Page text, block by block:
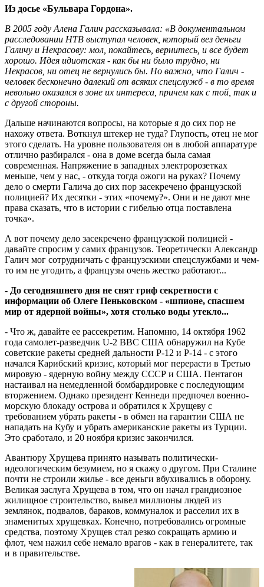
Из досье «Бульвара Гордона».
В 2005 году Алена Галич рассказывала: «В документальном
расследовании НТВ выступал человек, который вез деньги
Галичу и Некрасову: мол, покайтесь, вернитесь, и все будет
хорошо. Идея идиотская - как бы ни было трудно, ни
Некрасов, ни отец не вернулись бы. Но важно, что Галич -
человек бесконечно далекий от всяких спецслужб - в то время
невольно оказался в зоне их интереса, причем как с той, так и
с другой стороны.
Дальше начинаются вопросы, на которые я до сих пор не
нахожу ответа. Воткнул штекер не туда? Глупость, отец не мог
этого сделать. На уровне пользователя он в любой аппаратуре
отлично разбирался - она в доме всегда была самая
современная. Напряжение в западных электророзетках
меньше, чем у нас, - откуда тогда ожоги на руках? Почему
дело о смерти Галича до сих пор засекречено французской
полицией? Их десятки - этих «почему?». Они и не дают мне
права сказать, что в истории с гибелью отца поставлена
точка».
А вот почему дело засекречено французской полицией -
давайте спросим у самих французов. Теоретически Александр
Галич мог сотрудничать с французскими спецслужбами и чем-
то им не угодить, а французы очень жестко работают...
- До сегодняшнего дня не снят гриф секретности с
информации об Олеге Пеньковском - «шпионе, спасшем
мир от ядерной войны», хотя столько воды утекло...
- Что ж, давайте ее рассекретим. Напомню, 14 октября 1962
года самолет-разведчик U-2 ВВС США обнаружил на Кубе
советские ракеты средней дальности Р-12 и Р-14 - с этого
начался Карибский кризис, который мог перерасти в Третью
мировую - ядерную войну между СССР и США. Пентагон
настаивал на немедленной бомбардировке с последующим
вторжением. Однако президент Кеннеди предпочел военно-
морскую блокаду острова и обратился к Хрущеву с
требованием убрать ракеты - в обмен на гарантии США не
нападать на Кубу и убрать американские ракеты из Турции.
Это сработало, и 20 ноября кризис закончился.
Авантюру Хрущева принято называть политически-
идеологическим безумием, но я скажу о другом. При Сталине
почти не строили жилье - все деньги вбухивались в оборону.
Великая заслуга Хрущева в том, что он начал грандиозное
жилищное строительство, вывел миллионы людей из
землянок, подвалов, бараков, коммуналок и расселил их в
знаменитых хрущевках. Конечно, потребовались огромные
средства, поэтому Хрущев стал резко сокращать армию и
флот, чем нажил себе немало врагов - как в генералитете, так
и в правительстве.